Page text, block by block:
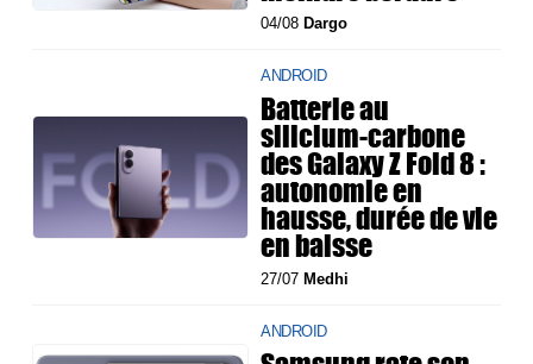
04/08 Dargo
ANDROID
Batterie au
silicium-carbone
des Galaxy Z Fold 8 :
autonomie en
hausse, durée de vie
en baisse
27/07 Medhi
ANDROID